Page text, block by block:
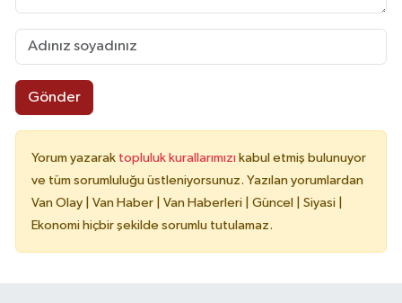
Gönder
Yorum yazarak topluluk kurallarımızı kabul etmiş bulunuyor
ve tüm sorumluluğu üstleniyorsunuz. Yazılan yorumlardan
Van Olay | Van Haber | Van Haberleri | Güncel | Siyasi |
Ekonomi hiçbir şekilde sorumlu tutulamaz.